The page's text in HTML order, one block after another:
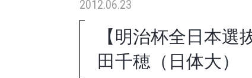
2012.06.23
【明治杯全日本
田千穂（日体大）